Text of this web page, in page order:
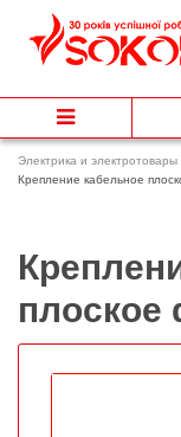
Электрика и электротовары
Крепление кабельное
плоское